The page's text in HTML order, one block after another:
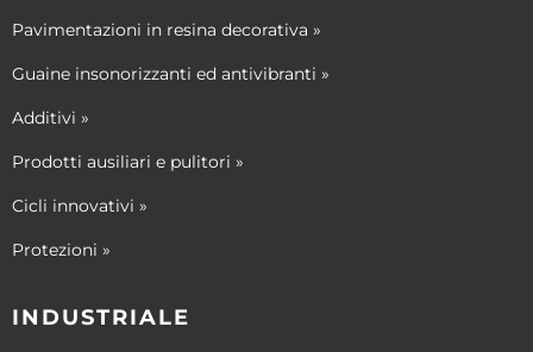
Pavimentazioni in resina decorativa »
Guaine insonorizzanti ed antivibranti »
Additivi »
Prodotti ausiliari e pulitori »
Cicli innovativi »
Protezioni »
INDUSTRIALE